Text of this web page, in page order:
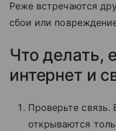
Реже встречаются
сбои или
Что делать,
интернет и
Проверьте связь.
открываются